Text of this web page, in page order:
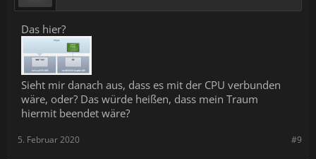
Das hier?
Sieht mir danach aus, dass es mit der CPU verbunden
wäre, oder? Das würde heißen, dass mein Traum
hiermit beendet wäre?
#9
5. Februar 2020